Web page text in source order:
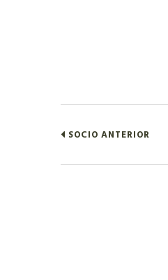
SOCIO ANTERIOR